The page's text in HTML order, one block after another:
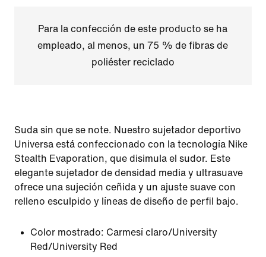
Para la confección de este producto se ha
empleado, al menos, un 75 % de fibras de
poliéster reciclado
Suda sin que se note. Nuestro sujetador deportivo
Universa está confeccionado con la tecnología Nike
Stealth Evaporation, que disimula el sudor. Este
elegante sujetador de densidad media y ultrasuave
ofrece una sujeción ceñida y un ajuste suave con
relleno esculpido y líneas de diseño de perfil bajo.
Color mostrado: Carmesí claro/University
Red/University Red